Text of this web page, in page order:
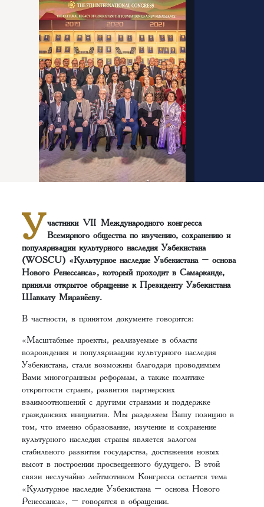
У частники VII Международного конгресса
Всемирного общества по изучению, сохранению и
популяризации культурного наследия Узбекистана
(WOSCU) «Культурное наследие Узбекистана – основа
Нового Ренессанса», который проходит в Самарканде,
приняли открытое обращение к Президенту Узбекистана
Шавкату Мирзиёеву.
В частности, в принятом документе говорится:
«Масштабные проекты, реализуемые в области
возрождения и популяризации культурного наследия
Узбекистана, стали возможны благодаря проводимым
Вами многогранным реформам, а также политике
открытости страны, развития партнерских
взаимоотношений с другими странами и поддержке
гражданских инициатив. Мы разделяем Вашу позицию в
том, что именно образование, изучение и сохранение
культурного наследия страны является залогом
стабильного развития государства, достижения новых
высот в построении просвещенного будущего. В этой
связи неслучайно лейтмотивом Конгресса остается тема
«Культурное наследие Узбекистана – основа Нового
Ренессанса», – говорится в обращении.